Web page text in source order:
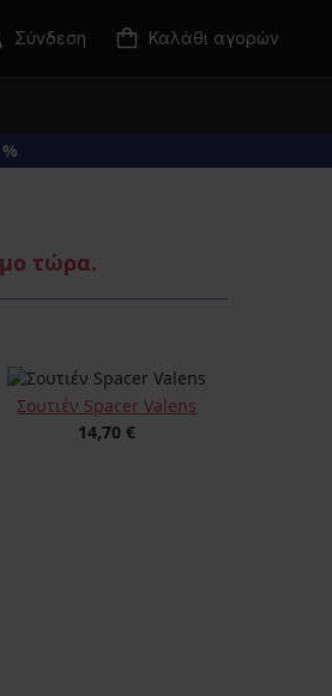
Σύνδεση Καλάθι αγορών
τώρα.
Σουτιέν Spacer Valens
14,70 €